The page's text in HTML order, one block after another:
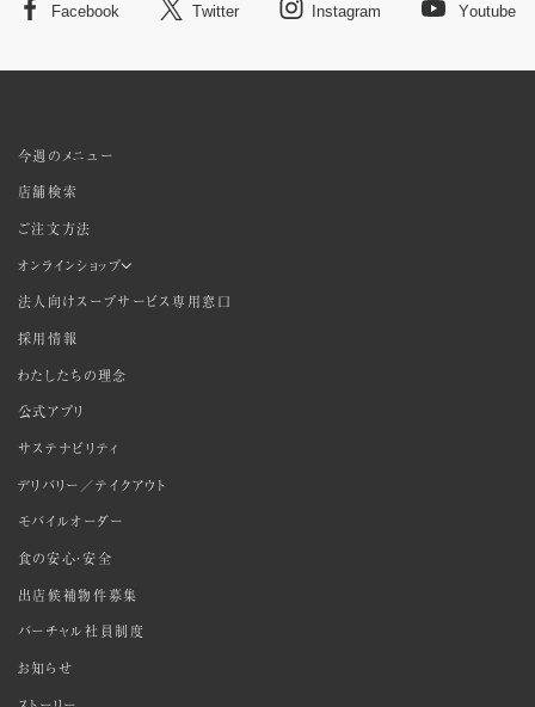
Facebook Twitter Instagram Youtube
今週のメニュー
店舗検索
ご注文方法
オンラインショップ
法人向けスープサービス専用窓口
採用情報
わたしたちの理念
公式アプリ
サステナビリティ
デリバリー／テイクアウト
モバイルオーダー
食の安心・安全
出店候補物件募集
バーチャル社員制度
お知らせ